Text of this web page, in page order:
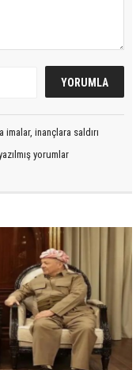
inançlara saldırı
yorumlar